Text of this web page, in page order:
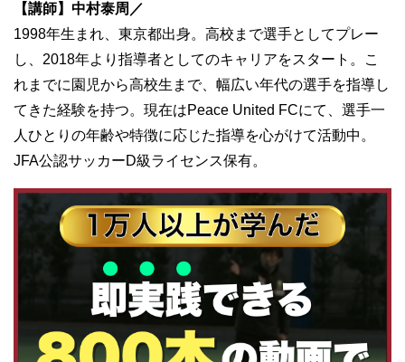
【講師】中村泰周／
1998年生まれ、東京都出身。高校まで選手としてプレー
し、2018年より指導者としてのキャリアをスタート。こ
れまでに園児から高校生まで、幅広い年代の選手を指導し
てきた経験を持つ。現在はPeace United FCにて、選手一
人ひとりの年齢や特徴に応じた指導を心がけて活動中。
JFA公認サッカーD級ライセンス保有。